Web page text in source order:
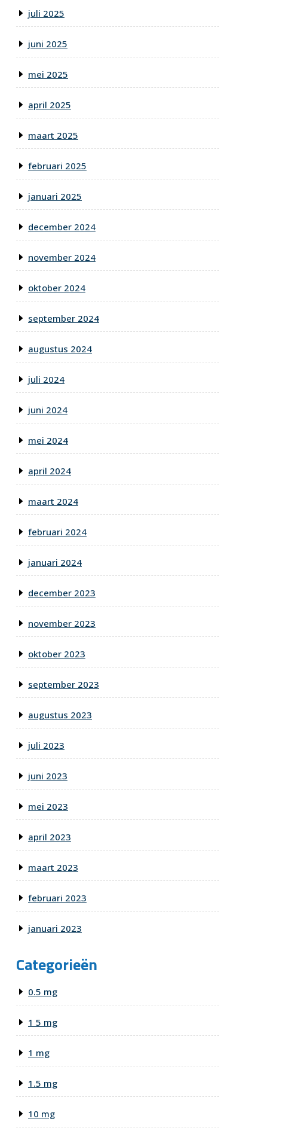
juli 2025
juni 2025
mei 2025
april 2025
maart 2025
februari 2025
januari 2025
december 2024
november 2024
oktober 2024
september 2024
augustus 2024
juli 2024
juni 2024
mei 2024
april 2024
maart 2024
februari 2024
januari 2024
december 2023
november 2023
oktober 2023
september 2023
augustus 2023
juli 2023
juni 2023
mei 2023
april 2023
maart 2023
februari 2023
januari 2023
Categorieën
0.5 mg
1 5 mg
1 mg
1.5 mg
10 mg